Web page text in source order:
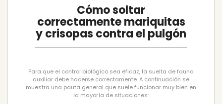
Cómo soltar
correctamente mariquitas
y crisopas contra el pulgón
Para que el control biológico sea eficaz, la suelta de fauna
auxiliar debe hacerse correctamente. A continuación se
muestra una pauta general que suele funcionar muy bien en
la mayoría de situaciones: